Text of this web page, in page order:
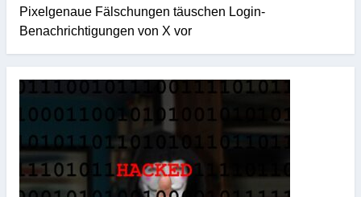
Pixelgenaue Fälschungen täuschen Login-
Benachrichtigungen von X vor